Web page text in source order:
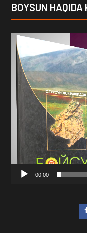
BOYSUN
Video
Player
00:00